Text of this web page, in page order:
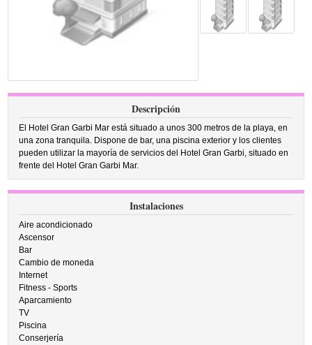
Descripción
El Hotel Gran Garbi Mar está situado a unos 300 metros de la playa, en
una zona tranquila. Dispone de bar, una piscina exterior y los clientes
pueden utilizar la mayoría de servicios del Hotel Gran Garbi, situado en
frente del Hotel Gran Garbi Mar.
Instalaciones
Aire acondicionado
Ascensor
Bar
Cambio de moneda
Internet
Fitness - Sports
Aparcamiento
TV
Piscina
Conserjería